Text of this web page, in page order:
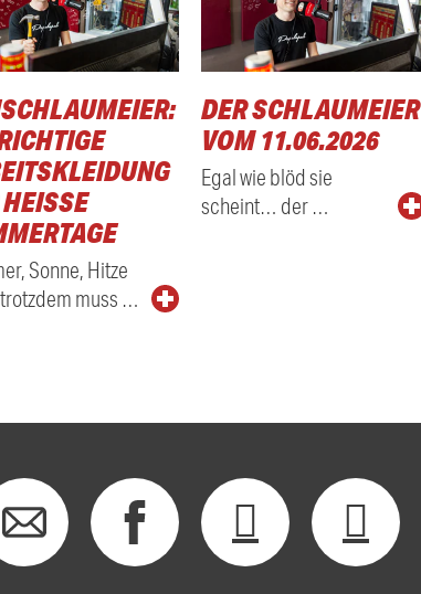
S
Sonne, Hitze
muss …
DER SCHLAUMEIER
VOM 11.06.2026
Egal wie blöd sie
scheint… der …